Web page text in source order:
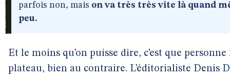
parfois non, mais on va très très vite là quand
peu.
Et le moins qu’on puisse dire, c’est que
plateau, bien au contraire. L’éditorialiste Denis